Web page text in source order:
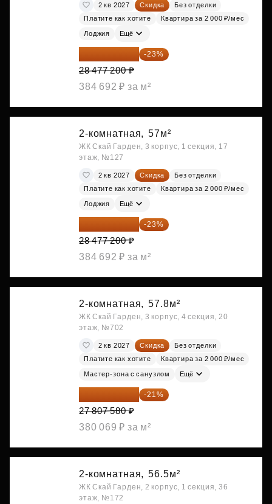
2 кв 2027 Скидка
Без отделки
Платите как хотите
Квартира за 2 000 ₽/мес
Лоджия Ещё
21 927 444 ₽ -23%
28 477 200 ₽
384 692 ₽ за м²
2-комнатная, 57м²
ЖК Скай Гарден, 3 корпус, 1 секция, 17
этаж, №127
2 кв 2027 Скидка
Без отделки
Платите как хотите
Квартира за 2 000 ₽/мес
Лоджия Ещё
21 927 444 ₽ -23%
28 477 200 ₽
384 692 ₽ за м²
2-комнатная, 57.8м²
ЖК Скай Гарден, 3 корпус, 4 секция, 20
этаж, №702
2 кв 2027 Скидка
Без отделки
Платите как хотите
Квартира за 2 000 ₽/мес
Мастер-зона с санузлом Ещё
21 967 988 ₽ -21%
27 807 580 ₽
380 069 ₽ за м²
2-комнатная, 56.5м²
ЖК Скай Гарден, 2 корпус, 1 секция, 36
этаж, №172